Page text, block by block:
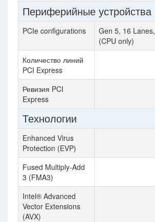
Периферийные устройства
PCIe configurations
Gen 5, 16 Lanes,
(CPU only)
Количество линий
PCI Express
Ревизия PCI
Express
Технологии
Enhanced Virus
Protection (EVP)
Fused Multiply-Add
3 (FMA3)
Intel® Advanced
Vector Extensions
(AVX)